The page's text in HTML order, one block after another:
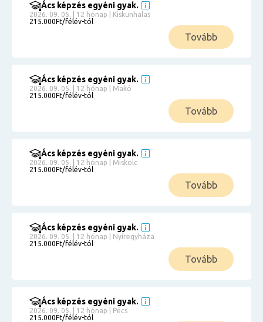
Ács képzés egyéni gyak.
2026. 09. 05. | 12 hónap | Kiskunhalas
215.000Ft/félév-tól
Tovább
Ács képzés egyéni gyak.
2026. 09. 05. | 12 hónap | Makó
215.000Ft/félév-tól
Tovább
Ács képzés egyéni gyak.
2026. 09. 05. | 12 hónap | Miskolc
215.000Ft/félév-tól
Tovább
Ács képzés egyéni gyak.
2026. 09. 05. | 12 hónap | Nyíregyháza
215.000Ft/félév-tól
Tovább
Ács képzés egyéni gyak.
2026. 09. 05. | 12 hónap | Pécs
215.000Ft/félév-tól